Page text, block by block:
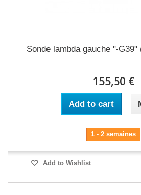
Sonde lambda gauche "-
155,50 €
Add to cart
1 - 2 semaines
Add to Wishlist